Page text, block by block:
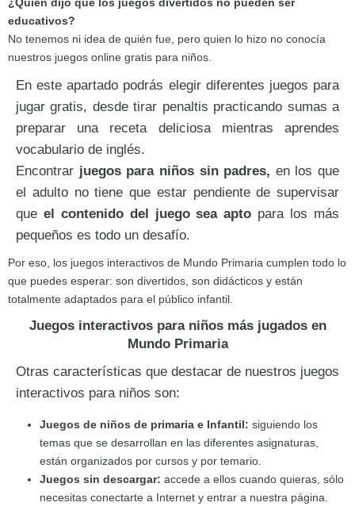
¿Quién dijo que los juegos divertidos no pueden ser
educativos?
No tenemos ni idea de quién fue, pero quien lo hizo no conocía
nuestros juegos online gratis para niños.
En este apartado podrás elegir diferentes juegos para
jugar gratis, desde tirar penaltis practicando sumas a
preparar una receta deliciosa mientras aprendes
vocabulario de inglés.
Encontrar juegos para niños sin padres, en los que
el adulto no tiene que estar pendiente de supervisar
que el contenido del juego sea apto para los más
pequeños es todo un desafío.
Por eso, los juegos interactivos de Mundo Primaria cumplen todo lo
que puedes esperar: son divertidos, son didácticos y están
totalmente adaptados para el público infantil.
Juegos interactivos para niños más jugados en
Mundo Primaria
Otras características que destacar de nuestros juegos
interactivos para niños son:
Juegos de niños de primaria e Infantil: siguiendo los
temas que se desarrollan en las diferentes asignaturas,
están organizados por cursos y por temario.
Juegos sin descargar: accede a ellos cuando quieras, sólo
necesitas conectarte a Internet y entrar a nuestra página.